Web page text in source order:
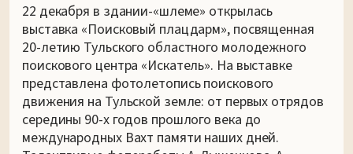
22 декабря в здании-«шлеме» открылась
выставка «Поисковый плацдарм», посвященная
20-летию Тульского областного молодежного
поискового центра «Искатель». На выставке
представлена фотолетопись поискового
движения на Тульской земле: от первых отрядов
середины 90-х годов прошлого века до
международных Вахт памяти наших дней.